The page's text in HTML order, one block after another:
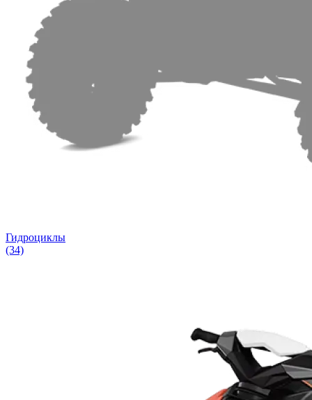
Гидроциклы
(34)